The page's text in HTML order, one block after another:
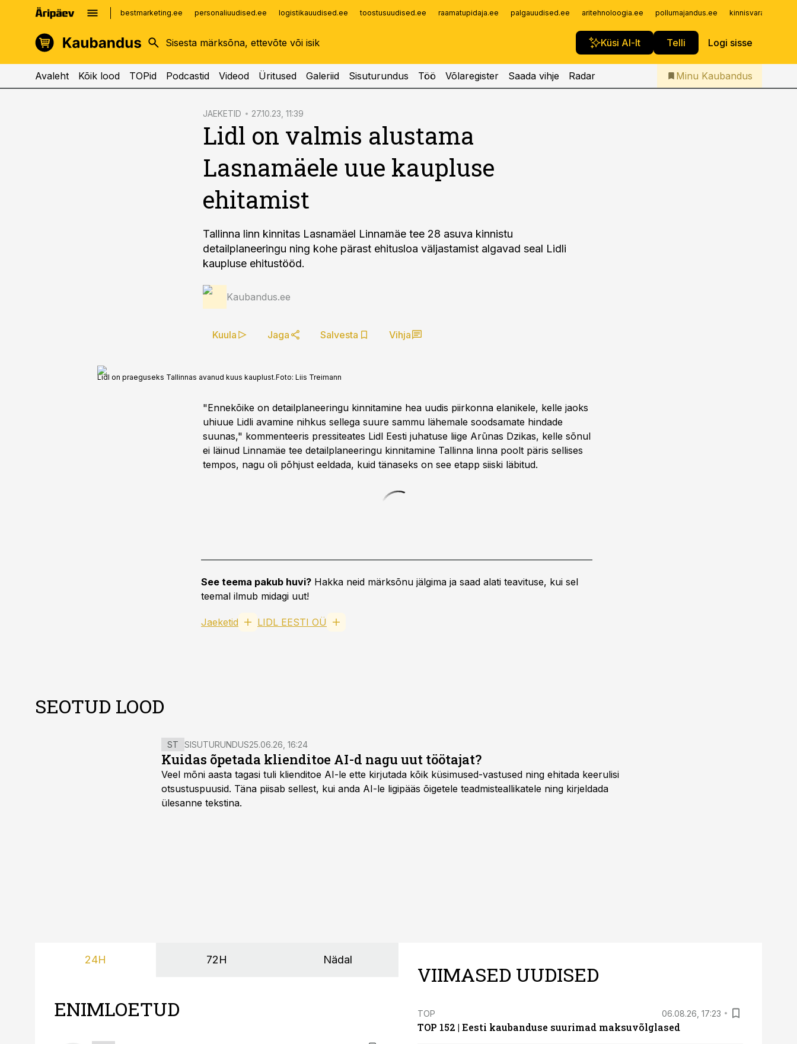
bestmarketing.ee personaliuudised.ee logistikauudised.ee toostusuudised.ee raamatupidaja.ee palgauudised.ee aritehnoloogia.ee pollumajandus.ee
Küsi AI-lt Telli Logi sisse
kinnisvarauudised.ee
logistikauudised.ee
imelineajalugu.ee
Infopank
Iseteenindus
Telli Kaubandus
Avaleht Kõik lood TOPid Podcastid Videod Üritused Galeriid Sisuturundus Töö Võlaregister Saada vihje Radar Minu Kaubandus
JAEKETID 27.10.23, 11:39
Lidl on valmis alustama
Lasnamäele uue kaupluse
ehitamist
Tallinna linn kinnitas Lasnamäel Linnamäe tee 28 asuva kinnistu
detailplaneeringu ning kohe pärast ehitusloa väljastamist algavad seal Lidli
kaupluse ehitustööd.
Kaubandus.ee
Kuula Jaga Salvesta Vihja
Lidl on praeguseks Tallinnas avanud kuus kauplust.Foto: Liis Treimann
"Ennekõike on detailplaneeringu kinnitamine hea uudis piirkonna elanikele, kelle jaoks
uhiuue Lidli avamine nihkus sellega suure sammu lähemale soodsamate hindade
suunas," kommenteeris pressiteates Lidl Eesti juhatuse liige Arūnas Dzikas, kelle sõnul
ei läinud Linnamäe tee detailplaneeringu kinnitamine Tallinna linna poolt päris sellises
tempos, nagu oli põhjust eeldada, kuid tänaseks on see etapp siiski läbitud.
See teema pakub huvi? Hakka neid märksõnu jälgima ja saad alati teavituse, kui sel
teemal ilmub midagi uut!
Jaeketid LIDL EESTI OÜ
SEOTUD LOOD
ST SISUTURUNDUS25.06.26, 16:24
Kuidas õpetada klienditoe AI-d nagu uut töötajat?
Veel mõni aasta tagasi tuli klienditoe AI-le ette kirjutada kõik küsimused-vastused ning ehitada keerulisi
otsustuspuusid. Täna piisab sellest, kui anda AI-le ligipääs õigetele teadmisteallikatele ning kirjeldada
ülesanne tekstina.
24H 72H Nädal
ENIMLOETUD
VIIMASED UUDISED
TOP 06.08.26, 17:23
TOP 152 | Eesti kaubanduse suurimad maksuvõlglased